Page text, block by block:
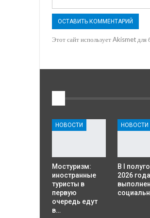
Этот сайт использует Akismet для
НОВОСТИ
Мостуризм:
иностранные
туристы в
первую
очередь едут
в…
НОВОСТИ
В I
2026